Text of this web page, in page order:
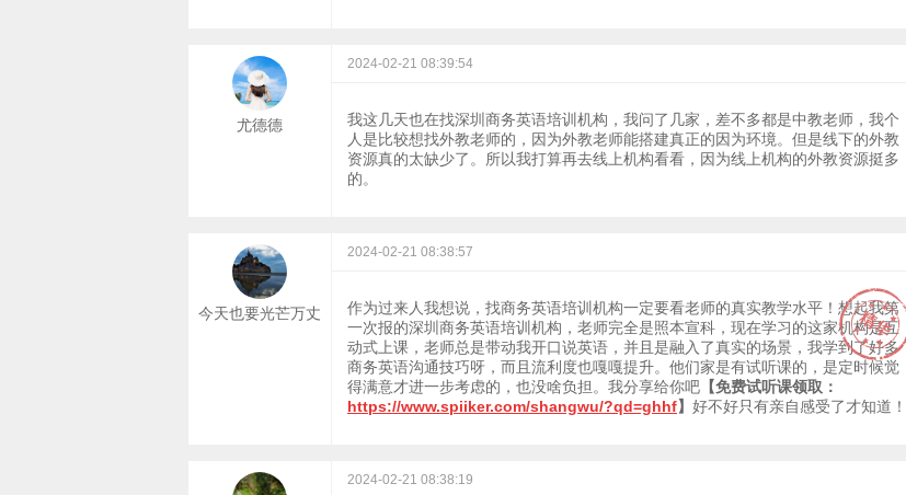
尤德德
2024-02-21 08:39:54
我这几天也在找深圳商务英语培训机构，我问了几家，差不多都是中教老师，我个
人是比较想找外教老师的，因为外教老师能搭建真正的因为环境。但是线下的外教
资源真的太缺少了。所以我打算再去线上机构看看，因为线上机构的外教资源挺多
的。
今天也要光芒万丈
2024-02-21 08:38:57
作为过来人我想说，找商务英语培训机构一定要看老师的真实教学水平！想起我第
一次报的深圳商务英语培训机构，老师完全是照本宣科，现在学习的这家机构是互
动式上课，老师总是带动我开口说英语，并且是融入了真实的场景，我学到了好多
商务英语沟通技巧呀，而且流利度也嘎嘎提升。他们家是有试听课的，是定时候觉
得满意才进一步考虑的，也没啥负担。我分享给你吧 【免费试听课领取：
https://www.spiiker.com/shangwu/?qd=ghhf】 好不好只有亲自感受了才知道！
2024-02-21 08:38:19